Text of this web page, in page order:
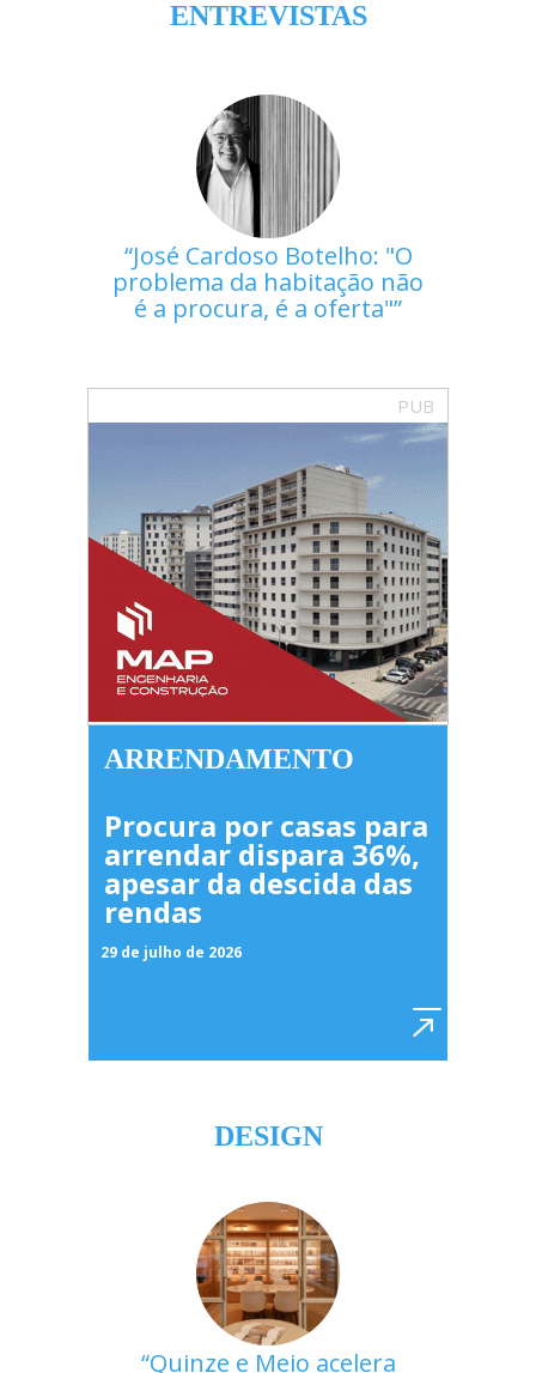
ENTREVISTAS
José Cardoso Botelho: "O
problema da habitação não
é a procura, é a oferta"
PUB
ARRENDAMENTO
Procura por casas para
arrendar dispara 36%,
apesar da descida das
rendas
29 de julho de 2026
DESIGN
Quinze e Meio acelera